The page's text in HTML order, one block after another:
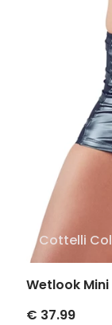
Cottelli
Wetlook Mini
€ 37.99